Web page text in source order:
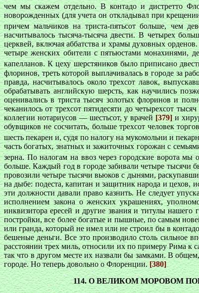
чем мы скажем отдельно. В контадо и дистретто
новорожденных (для учета он откладывал при
причем мальчиков на триста-пятьсот больше, чем
насчитывалось тысяча-тысяча двести. В четырех
церквей, включая аббатства и храмы духовных
четыре женских обители с пятьюстами монахинями,
капелланов. К цеху шерстяников было приписано
флоринов, треть которой выплачивалась в городе за
правда, насчитывалось около трехсот лавок,
обрабатывать английскую шерсть, как научились
оценивались в триста тысяч золотых флоринов и
чеканилось от трехсот пятидесяти до четырехсот
коллегии нотариусов — шестьсот, у врачей[379]и
обувщиков не сосчитать, больше трехсот человек
шесть пекарен и, судя по налогу на мукомольни и
часть богатых, знатных и зажиточных горожан с
зерна. По налогам на ввоз через городские ворота
больше. Каждый год в городе забивали четыре тысячи
провозили четыре тысячи вьюков с дынями,
на дыбе: подеста, капитан и защитник народа и цехов,
эти должности давали право казнить. Не следует
исполнением закона о женских украшениях,
инквизитора ересей и другие звания и титулы
постройки, все более богатые и пышные, по самым
или гранда, который не имел или не строил бы в
бешеные деньги. Все это производило столь сильное
расстоянии трех миль, относили их по примеру Рима к
так что в другом месте их назвали бы замками. В
городе. Но теперь довольно о Флоренции.[380]
114. О ВЕЛИКОМ МОРОВОМ